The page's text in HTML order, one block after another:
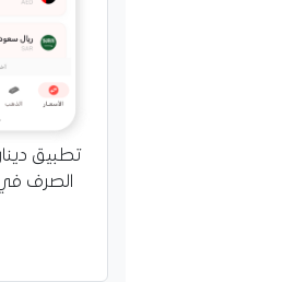
تطبيق
الصرف في